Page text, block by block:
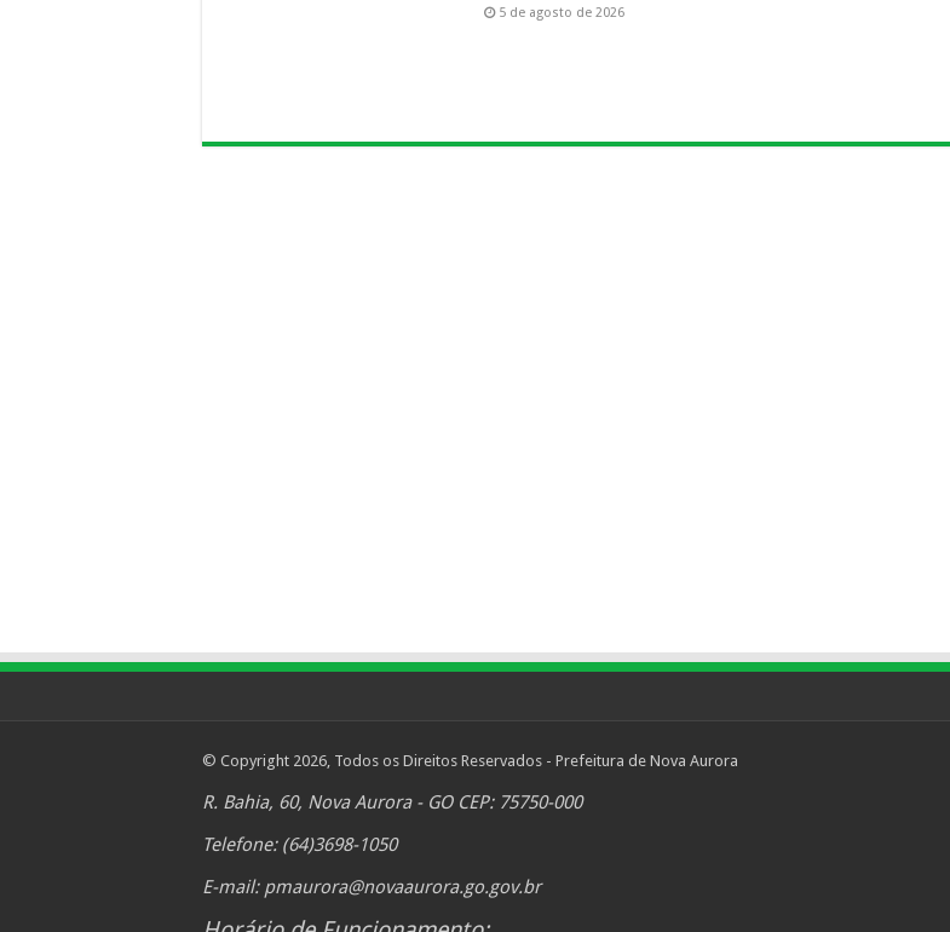
5 de agosto de 2026
© Copyright 2026, Todos os Direitos Reservados - Prefeitura de Nova Aurora
R. Bahia, 60, Nova Aurora - GO CEP: 75750-000
Telefone: (64)3698-1050
E-mail: pmaurora@novaaurora.go.gov.br